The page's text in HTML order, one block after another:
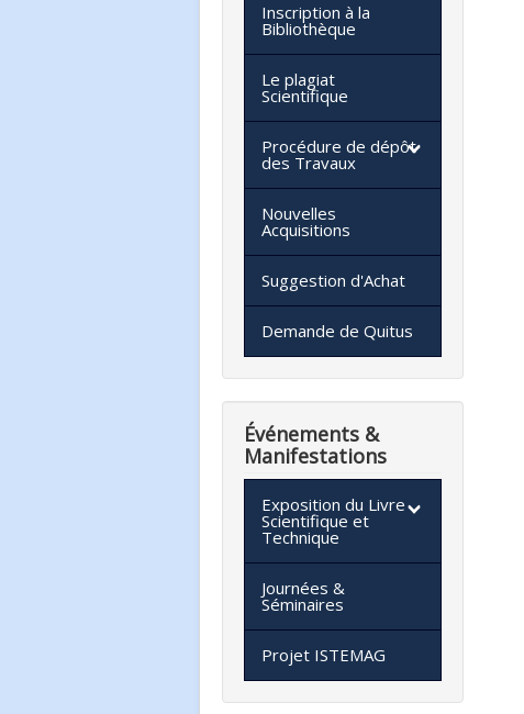
Inscription à la
Bibliothèque
Le plagiat
Scientifique
Procédure de dépôt
des Travaux
Nouvelles
Acquisitions
Suggestion d'Achat
Demande de Quitus
Événements &
Manifestations
Exposition du Livre
Scientifique et
Technique
Journées &
Séminaires
Projet ISTEMAG